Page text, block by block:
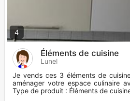
4
Éléments de cuisine
Lunel
Je vends ces 3 éléments de
aménager votre espace culinaire
Type de produit : Éléments de